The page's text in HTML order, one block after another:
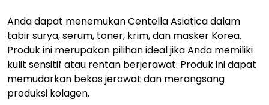
Anda dapat menemukan Centella Asiatica dalam
tabir surya, serum, toner, krim, dan masker Korea.
Produk ini merupakan pilihan ideal jika Anda memiliki
kulit sensitif atau rentan berjerawat. Produk ini dapat
memudarkan bekas jerawat dan merangsang
produksi kolagen.